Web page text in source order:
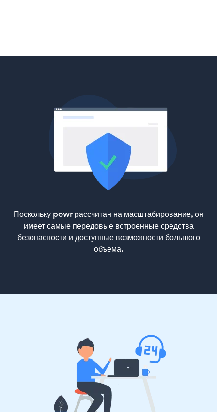
Поскольку powr рассчитан на масштабирование, он
имеет самые передовые встроенные средства
безопасности и доступные возможности большого
объема.